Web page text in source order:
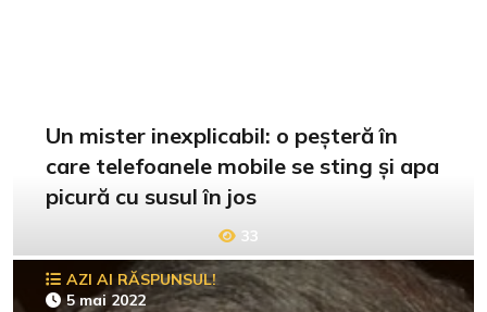
Un mister inexplicabil: o peșteră în
care telefoanele mobile se sting și apa
picură cu susul în jos
33
AZI AI RĂSPUNSUL!
5 mai 2022